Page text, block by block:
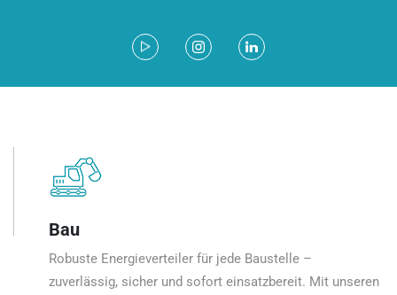
Bau
Robuste Energieverteiler für jede Baustelle –
zuverlässig, sicher und sofort einsatzbereit. Mit unseren